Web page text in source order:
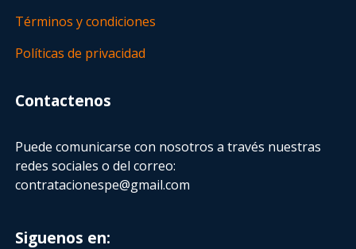
Términos y condiciones
Políticas de privacidad
Contactenos
Puede comunicarse con nosotros a través nuestras
redes sociales o del correo:
contratacionespe@gmail.com
Siguenos en: